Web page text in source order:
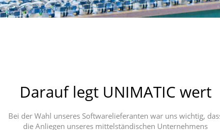
Darauf legt UNIMATIC wert
Bei der Wahl unseres Softwarelieferanten war uns wichtig,
die Anliegen unseres mittelständischen Unternehmens